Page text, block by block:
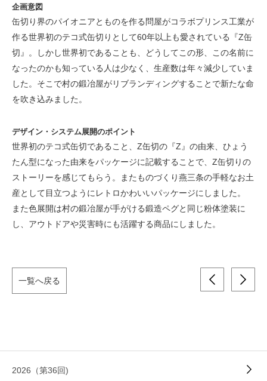
企画意図
缶切り界のパイオニアとものを作る問屋がコラボプリンス工業が
作る世界初のテコ式缶切りとして60年以上も愛されている『Z缶
切』。しかし世界初であることも、どうしてこの形、この名前に
なったのかも知っている人は少なく、生産数は年々減少していま
した。そこで村の鍛冶屋がリブランディングすることで新たな命
を吹き込みました。
デザイン・システム展開のポイント
世界初のテコ式缶切であること、Z缶切の『Z』の由来、ひょう
たん型になった由来をパッケージに記載することで、Z缶切りの
ストーリーを感じてもらう。またものづくり燕三条の手軽なお土
産として目立つようにレトロかわいいパッケージにしました。
また色展開は村の鍛冶屋が手がける鍛造ペグと同じ粉体塗装に
し、アウトドアや災害時にも活躍する商品にしました。
一覧へ戻る
2026（第36回)